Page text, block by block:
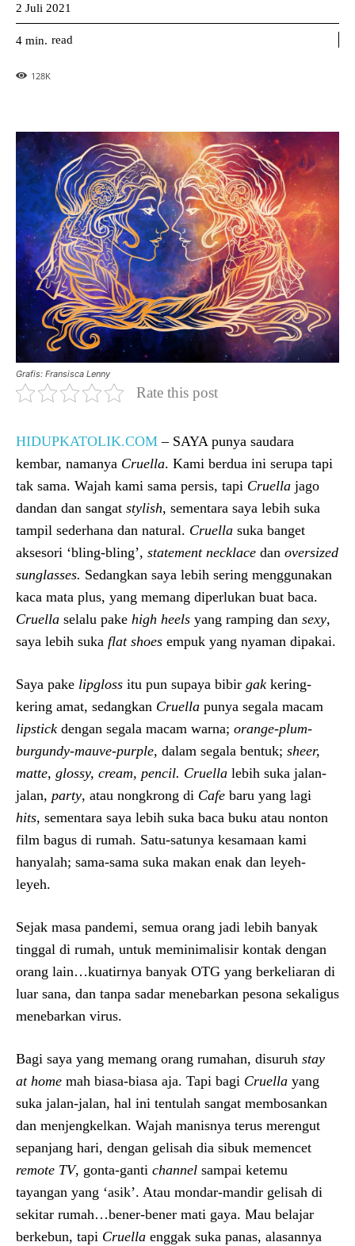
2 Juli 2021
4 min. read
128K
Grafis: Fransisca Lenny
Rate this post
HIDUPKATOLIK.COM – SAYA punya saudara
kembar, namanya Cruella. Kami berdua ini serupa tapi
tak sama. Wajah kami sama persis, tapi Cruella jago
dandan dan sangat stylish, sementara saya lebih suka
tampil sederhana dan natural. Cruella suka banget
aksesori ‘bling-bling’, statement necklace dan oversized
sunglasses. Sedangkan saya lebih sering menggunakan
kaca mata plus, yang memang diperlukan buat baca.
Cruella selalu pake high heels yang ramping dan sexy,
saya lebih suka flat shoes empuk yang nyaman dipakai.
Saya pake lipgloss itu pun supaya bibir gak kering-
kering amat, sedangkan Cruella punya segala macam
lipstick dengan segala macam warna; orange-plum-
burgundy-mauve-purple, dalam segala bentuk; sheer,
matte, glossy, cream, pencil. Cruella lebih suka jalan-
jalan, party, atau nongkrong di Cafe baru yang lagi
hits, sementara saya lebih suka baca buku atau nonton
film bagus di rumah. Satu-satunya kesamaan kami
hanyalah; sama-sama suka makan enak dan leyeh-
leyeh.
Sejak masa pandemi, semua orang jadi lebih banyak
tinggal di rumah, untuk meminimalisir kontak dengan
orang lain…kuatirnya banyak OTG yang berkeliaran di
luar sana, dan tanpa sadar menebarkan pesona sekaligus
menebarkan virus.
Bagi saya yang memang orang rumahan, disuruh stay
at home mah biasa-biasa aja. Tapi bagi Cruella yang
suka jalan-jalan, hal ini tentulah sangat membosankan
dan menjengkelkan. Wajah manisnya terus merengut
sepanjang hari, dengan gelisah dia sibuk memencet
remote TV, gonta-ganti channel sampai ketemu
tayangan yang ‘asik’. Atau mondar-mandir gelisah di
sekitar rumah…bener-bener mati gaya. Mau belajar
berkebun, tapi Cruella enggak suka panas, alasannya